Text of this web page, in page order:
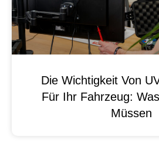
Die Wichtigkeit Von
Für Ihr Fahrzeug:
Müssen